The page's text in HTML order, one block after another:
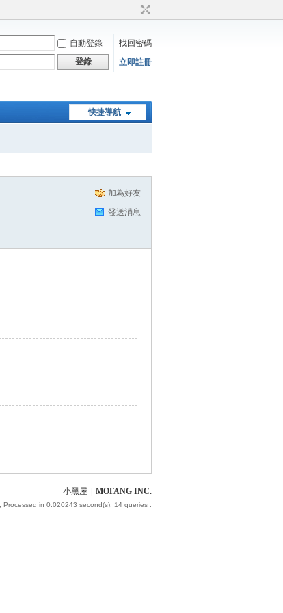
自動登錄
找回密碼
登錄 立即註冊
快捷導航
加為好友
發送消息
小黑屋 MOFANG INC.
, Processed in 0.020243 second(s), 14 queries .